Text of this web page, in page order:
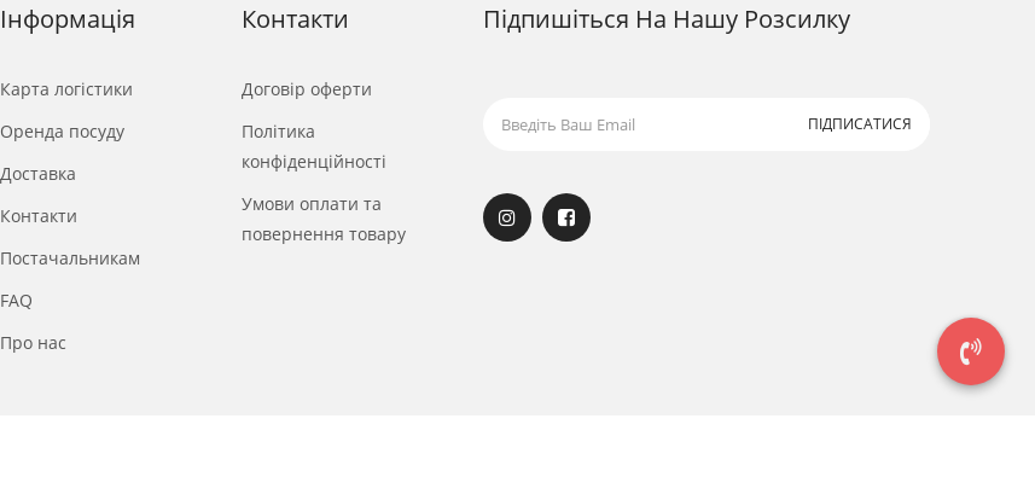
Інформація
Карта логістики
Оренда посуду
Доставка
Контакти
Постачальникам
FAQ
Про нас
Контакти
Договір оферти
Політика
конфіденційності
Умови оплати та
повернення товару
Підпишіться На Нашу Розсилку
ПІДПИСАТИСЯ